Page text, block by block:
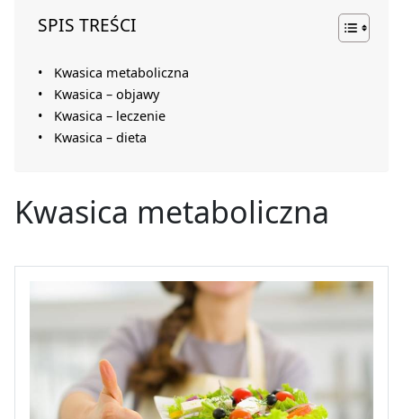
SPIS TREŚCI
Kwasica metaboliczna
Kwasica – objawy
Kwasica – leczenie
Kwasica – dieta
Kwasica metaboliczna